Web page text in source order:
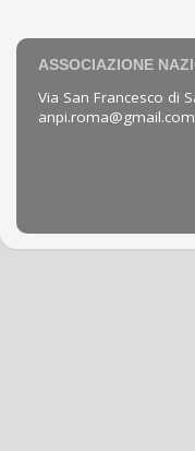
ASSOCIAZIONE
Via San Francesco di